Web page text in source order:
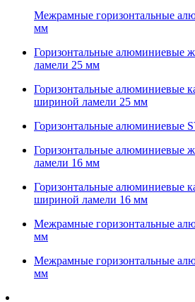
Межрамные горизонтальные
мм
Горизонтальные алюминиевые
ламели 25 мм
Горизонтальные алюминиевые
шириной ламели 25 мм
Горизонтальные алюминиевые
Горизонтальные алюминиевые
ламели 16 мм
Горизонтальные алюминиевые
шириной ламели 16 мм
Межрамные горизонтальные
мм
Межрамные горизонтальные
мм